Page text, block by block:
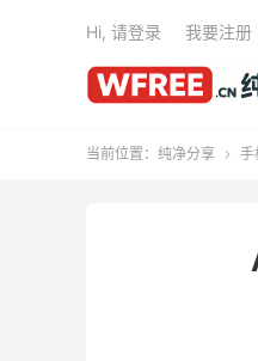
Hi, 请登录 我要注册
当前位置： 纯净分享  手